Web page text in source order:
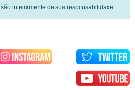
inteiramente de sua responsabilidade.